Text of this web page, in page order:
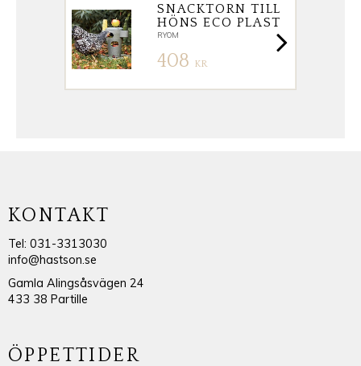
SNACKTORN TILL
HÖNS ECO PLAST
RYOM
408 KR
KONTAKT
Tel: 031-3313030
info@hastson.se
Gamla Alingsåsvägen 24
433 38 Partille
ÖPPETTIDER